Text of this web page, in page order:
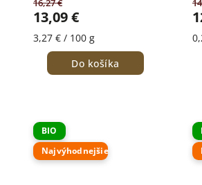
16,27 €
13,09 €
3,27 € / 100 g
Do košíka
BIO
Najvýhodnejšie